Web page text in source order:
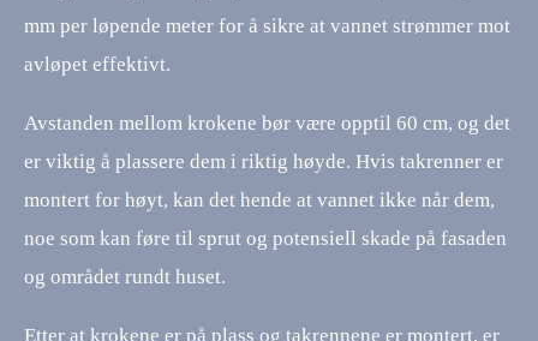
mm per løpende meter for å sikre at vannet strømmer mot
avløpet effektivt.
Avstanden mellom krokene bør være opptil 60 cm, og det
er viktig å plassere dem i riktig høyde. Hvis takrenner er
montert for høyt, kan det hende at vannet ikke når dem,
noe som kan føre til sprut og potensiell skade på fasaden
og området rundt huset.
Etter at krokene er på plass og takrennene er montert, er